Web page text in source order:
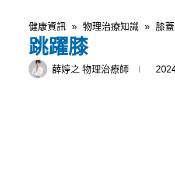
健康資訊 » 物理治療知識 » 膝
跳躍膝
薛婷之 物理治療師